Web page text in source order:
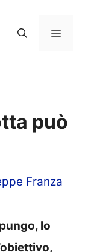
Menu
può
Franza
lo